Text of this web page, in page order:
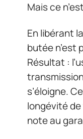
Mais ce
En libérant
butée n’est
Résultat :
s’éloigne.
longévité
note au